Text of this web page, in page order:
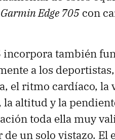
Garmin Edge 705 con
incorpora también
a los
el ritmo cardíaco, la
la altitud y la
toda ella muy
un solo vistazo. El